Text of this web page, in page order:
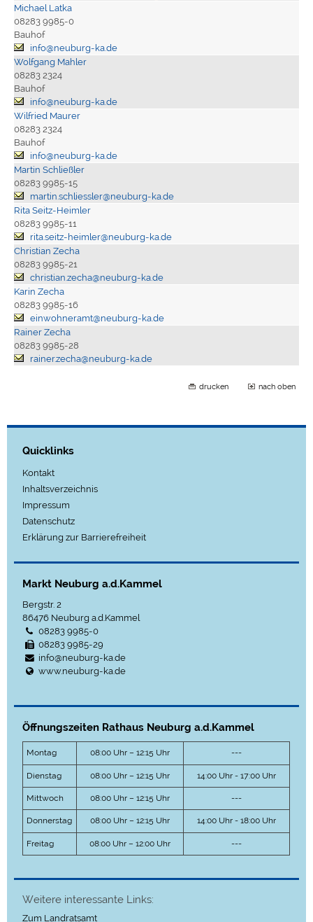
Michael Latka
08283 9985-0
Bauhof
info@neuburg-ka.de
Wolfgang Mahler
08283 2324
Bauhof
info@neuburg-ka.de
Wilfried Maurer
08283 2324
Bauhof
info@neuburg-ka.de
Martin Schließler
08283 9985-15
martin.schliessler@neuburg-ka.de
Rita Seitz-Heimler
08283 9985-11
rita.seitz-heimler@neuburg-ka.de
Christian Zecha
08283 9985-21
christian.zecha@neuburg-ka.de
Karin Zecha
08283 9985-16
einwohneramt@neuburg-ka.de
Rainer Zecha
08283 9985-28
rainer.zecha@neuburg-ka.de
drucken nach oben
Quicklinks
Kontakt
Inhaltsverzeichnis
Impressum
Datenschutz
Erklärung zur Barrierefreiheit
Markt Neuburg a.d.Kammel
Bergstr. 2
86476 Neuburg a.d.Kammel
08283 9985-0
08283 9985-29
info@neuburg-ka.de
www.neuburg-ka.de
Öffnungszeiten Rathaus Neuburg a.d.Kammel
Montag 08:00 Uhr – 12:15 Uhr ---
Dienstag 08:00 Uhr – 12:15 Uhr 14:00 Uhr - 17:00 Uhr
Mittwoch 08:00 Uhr – 12:15 Uhr ---
Donnerstag 08:00 Uhr – 12:15 Uhr 14:00 Uhr - 18:00 Uhr
Freitag 08:00 Uhr – 12:00 Uhr ---
Weitere interessante Links:
Zum Landratsamt